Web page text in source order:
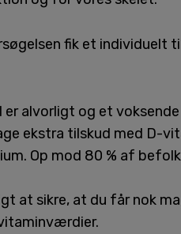
fik et individuelt
er alvorligt og et
ekstra tilskud med D-
Op mod 80 % af
at sikre, at du får nok